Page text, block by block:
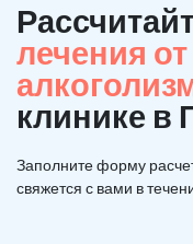
лечения
клинике в
Заполните форму
свяжется с вами в